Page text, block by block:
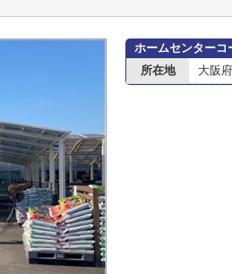
ホームセンターコ
所在地
大阪